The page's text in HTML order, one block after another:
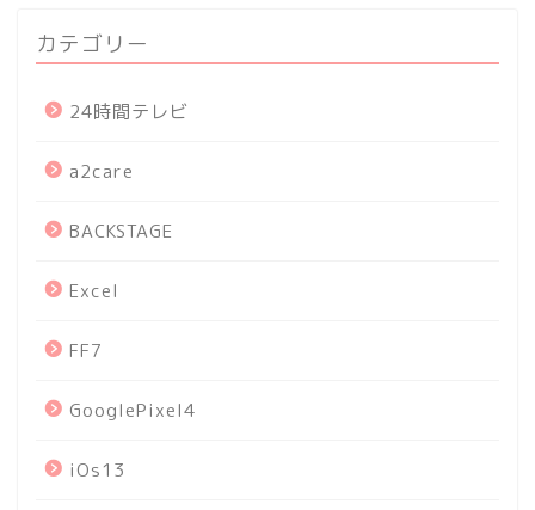
カテゴリー
24時間テレビ
a2care
BACKSTAGE
Excel
FF7
GooglePixel4
iOs13